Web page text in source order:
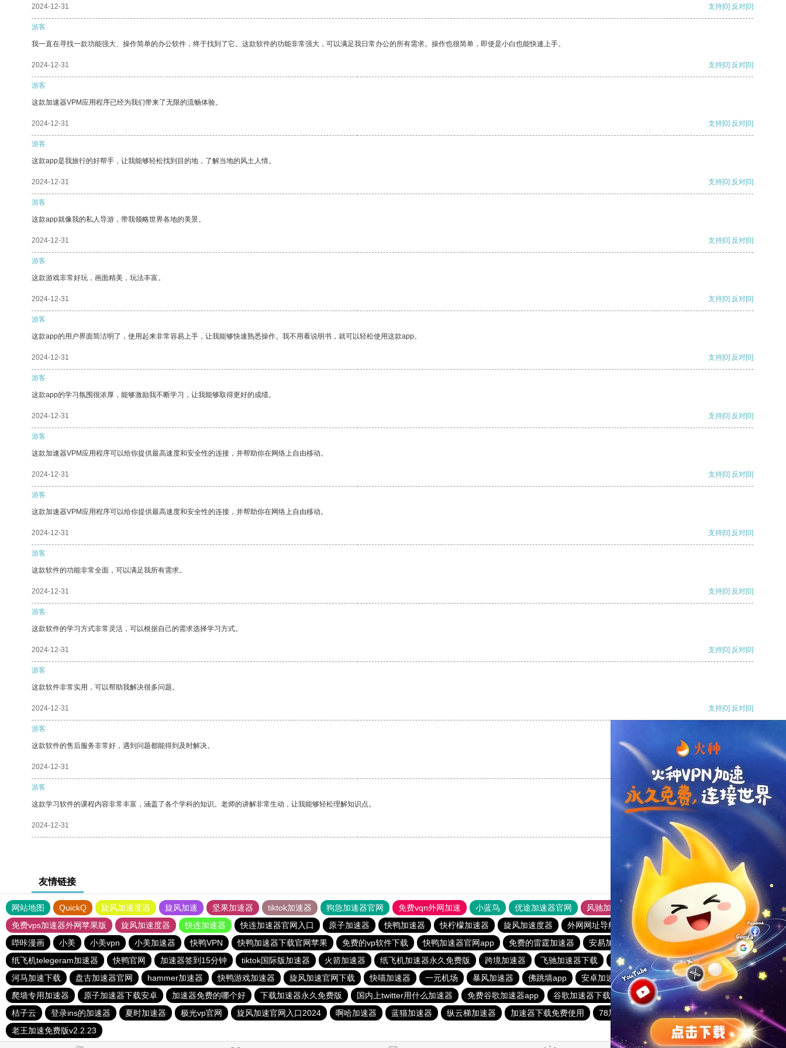
2024-12-31 支持[0] 反对[0]
游客
我一直在寻找一款功能强大、操作简单的办公软件，终于找到了它。这款软件的功能非常强大，可以满足我日常办公的所有需求。操作也很简单，即使是小白也能快速上手。
2024-12-31 支持[0] 反对[0]
游客
这款加速器VPM应用程序已经为我们带来了无限的流畅体验。
2024-12-31 支持[0] 反对[0]
游客
这款app是我旅行的好帮手，让我能够轻松找到目的地，了解当地的风土人情。
2024-12-31 支持[0] 反对[0]
游客
这款app就像我的私人导游，带我领略世界各地的美景。
2024-12-31 支持[0] 反对[0]
游客
这款游戏非常好玩，画面精美，玩法丰富。
2024-12-31 支持[0] 反对[0]
游客
这款app的用户界面简洁明了，使用起来非常容易上手，让我能够快速熟悉操作。我不用看说明书，就可以轻松使用这款app。
2024-12-31 支持[0] 反对[0]
游客
这款app的学习氛围很浓厚，能够激励我不断学习，让我能够取得更好的成绩。
2024-12-31 支持[0] 反对[0]
游客
这款加速器VPM应用程序可以给你提供最高速度和安全性的连接，并帮助你在网络上自由移动。
2024-12-31 支持[0] 反对[0]
游客
这款加速器VPM应用程序可以给你提供最高速度和安全性的连接，并帮助你在网络上自由移动。
2024-12-31 支持[0] 反对[0]
游客
这款软件的功能非常全面，可以满足我所有需求。
2024-12-31 支持[0] 反对[0]
游客
这款软件的学习方式非常灵活，可以根据自己的需求选择学习方式。
2024-12-31 支持[0] 反对[0]
游客
这款软件非常实用，可以帮助我解决很多问题。
2024-12-31 支持[0] 反对[0]
游客
这款软件的售后服务非常好，遇到问题都能得到及时解决。
2024-12-31 支持 反对
游客
这款学习软件的课程内容非常丰富，涵盖了各个学科的知识。老师的讲解非常生动，让我能够轻松理解知识点。
2024-12-31 [0]
友情链接
网站地图 QuickQ 旋风加速度器 旋风加速 坚果加速器 tiktok加速器 狗急加速器官网 免费vqn外网加速 小蓝鸟 优途加速器官网 风驰加速器
旋风加速器
免费vps加速器外网苹果版
旋风加速度器 快连加速器 快连加速器官网入口 原子加速器 快鸭加速器 快柠檬加速器 旋风加速度器 外网网址导航 软件中心 雷霆加速
狂飙加速器
哔咔漫画
小美 小美vpn 小美加速器 快鸭VPN 快鸭加速器下载官网苹果 免费的vp软件下载 快鸭加速器官网app 免费的雷霆加速器 安易加速器apk
快鸭官网
纸飞机telegeram加速器
快鸭官网 加速器签到15分钟 tiktok国际版加速器 火箭加速器 纸飞机加速器永久免费版 跨境加速器 飞驰加速器下载 anyconnect加速器
飞机加速
河马加速下载
盘古加速器官网 hammer加速器 快鸭游戏加速器 旋风加速官网下载 快喵加速器 一元机场 暴风加速器 佛跳墙app 安卓加速器梯子免费
火箭加速器永久免费版2.2.0
爬墙专用加速器
原子加速器下载安卓 加速器免费的哪个好 下载加速器永久免费版 国内上twitter用什么加速器 免费谷歌加速器app 谷歌加速器下载 安易加速器
快喵vpv加速器
桔子云
登录ins的加速器 夏时加速器 极光vp官网 旋风加速官网入口2024 啊哈加速器 蓝猫加速器 纵云梯加速器 加速器下载免费使用 78加速器
apn加速器免费版下载
老王加速免费版v2.2.23